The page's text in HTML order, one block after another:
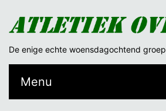
De enige echte woensdagochtend groep
Menu